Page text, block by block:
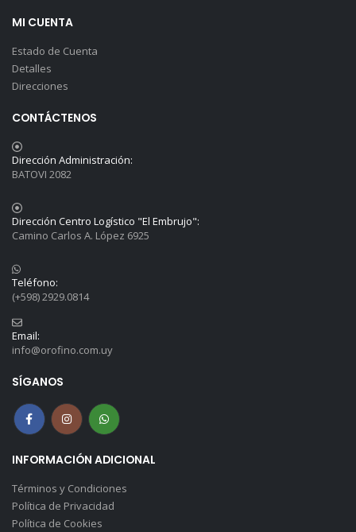
MI CUENTA
Estado de Cuenta
Detalles
Direcciones
CONTÁCTENOS
Dirección Administración:
BATOVI 2082
Dirección Centro Logístico "El Embrujo":
Camino Carlos A. López 6925
Teléfono:
(+598) 2929.0814
Email:
info@orofino.com.uy
SÍGANOS
INFORMACIÓN ADICIONAL
Términos y Condiciones
Política de Privacidad
Política de Cookies